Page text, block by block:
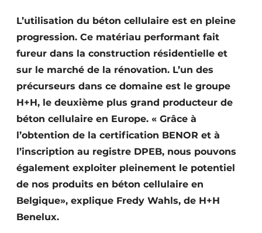
Video’s
Construction bois
Contrôle d’accès
Éclairage
Fondations
Façades
Géotextiles
L’utilisation du béton cellulaire est en pleine
progression. Ce matériau performant fait
fureur dans la construction résidentielle et
sur le marché de la rénovation. L’un des
précurseurs dans ce domaine est le groupe
H+H, le deuxième plus grand producteur de
béton cellulaire en Europe. « Grâce à
l’obtention de la certification BENOR et à
l’inscription au registre DPEB, nous pouvons
également exploiter pleinement le potentiel
de nos produits en béton cellulaire en
Belgique», explique Fredy Wahls, de H+H
Benelux.